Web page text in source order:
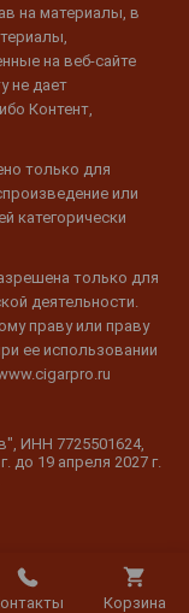
Корзина
на материалы, в
на веб-сайте
не дает
Контент,
только для
или
категорически
только для
деятельности.
праву или праву
ее использовании
ИНН 7725501624,
до 19 апреля 2027 г.